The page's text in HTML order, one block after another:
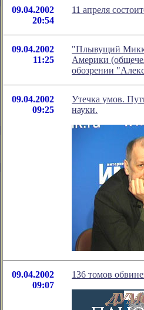
09.04.2002
20:54
11 апреля
09.04.2002
11:25
"Плывущий
Америки
обозрении
09.04.2002
09:25
Утечка умов.
науки.
09.04.2002
09:07
136 томов